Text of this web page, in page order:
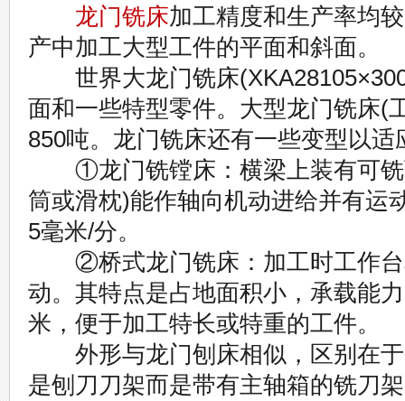
龙门铣床加工精度和生产率均
产中加工大型工件的平面和斜面。
世界大龙门铣床
面和一些特型零件。大型龙门铣床(
850吨。龙门铣床还有一些变型以
①龙门铣镗床：横梁上装有可铣
筒或滑枕)能作轴向机动进给并有运
5毫米/分。
②桥式龙门铣床：加工时工作台
动。其特点是占地面积小，承载能
米，便于加工特长或特重的工件。
外形与龙门刨床相似，区别在于
是刨刀刀架而是带有主轴箱的铣刀